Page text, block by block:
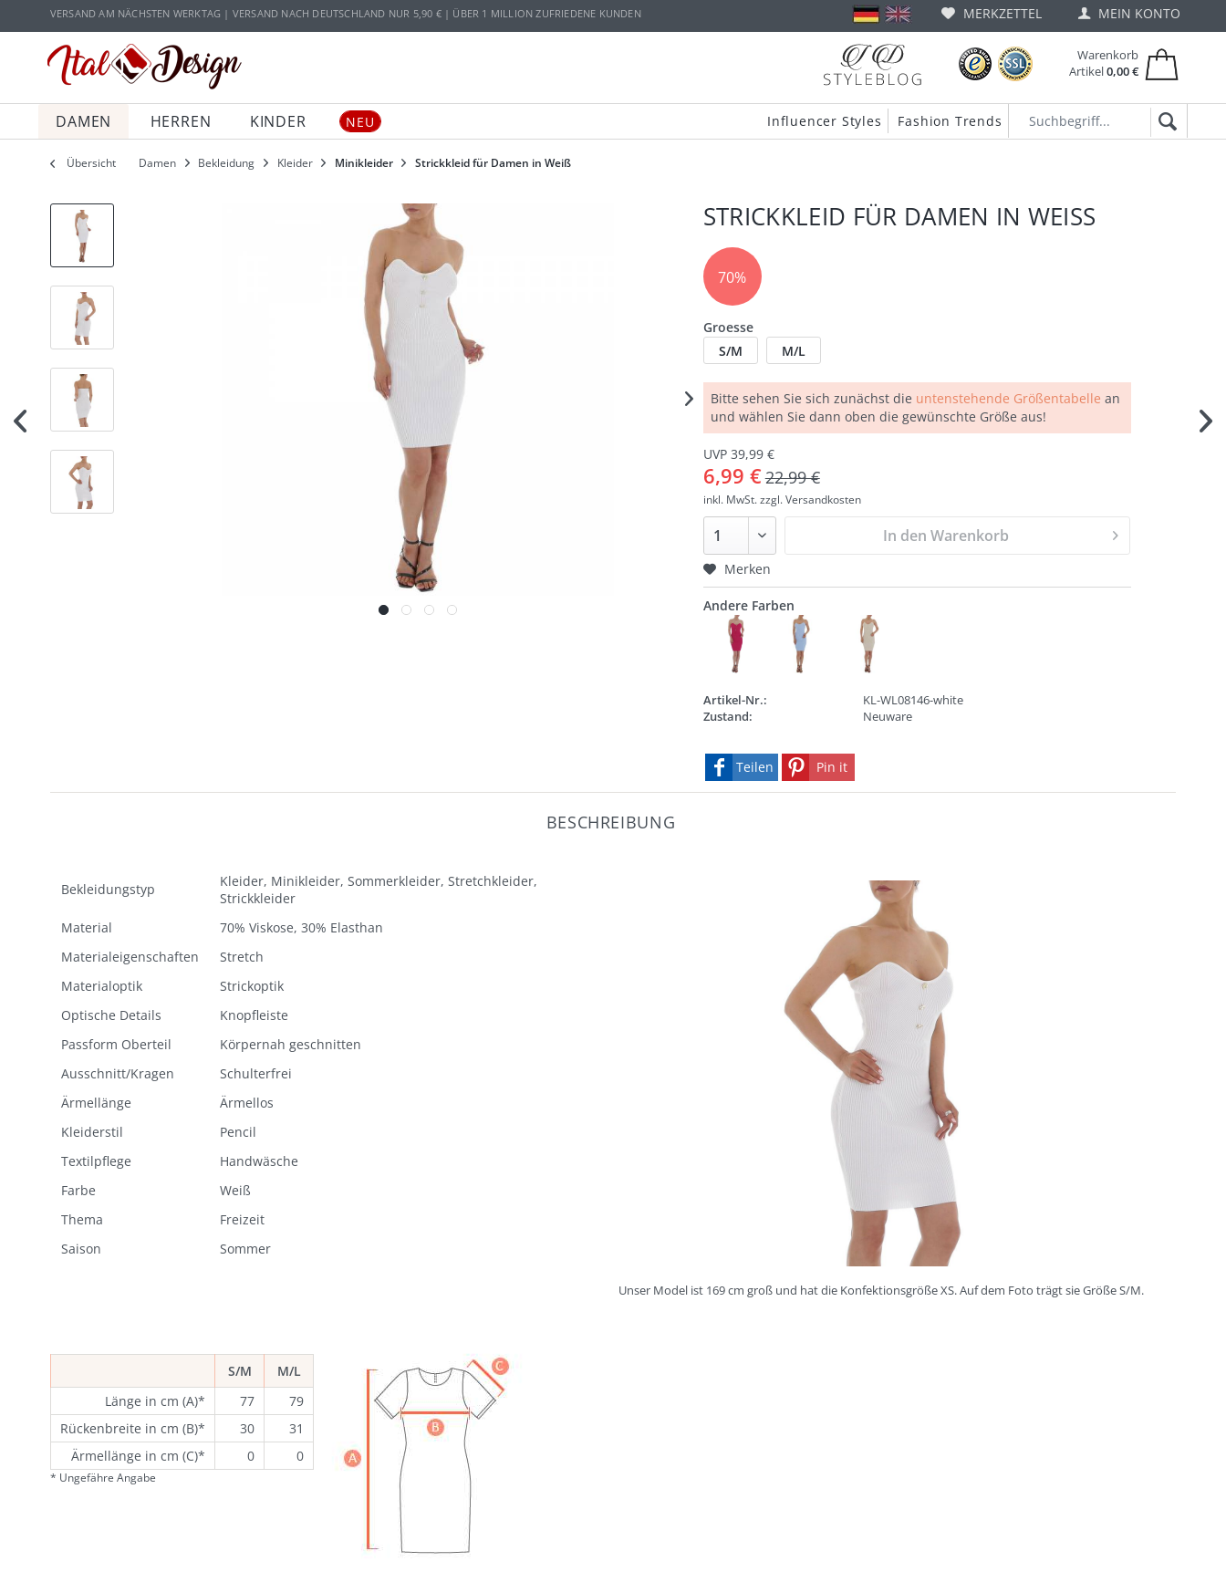
Zur Hauptnavigation springen Zum Hauptinhalt springen
VERSAND AM NÄCHSTEN WERKTAG | VERSAND NACH DEUTSCHLAND NUR 5,90 € | ÜBER 1 MILLION ZUFRIEDENE KUNDEN MERKZETTEL MEIN KONTO
Warenkorb
Artikel0,00 €
DAMEN HERREN KINDER NEU Influencer Styles Fashion Trends
Übersicht Damen Bekleidung Kleider Minikleider Strickkleid für Damen in Weiß
STRICKKLEID FÜR DAMEN IN WEISS
70%
Groesse
S/M
M/L
Bitte sehen Sie sich zunächst die untenstehende Größentabelle an
und wählen Sie dann oben die gewünschte Größe aus!
UVP 39,99 €
6,99 €22,99 €
inkl. MwSt. zzgl. Versandkosten
In den Warenkorb
Merken
Andere Farben
Artikel-Nr.:
KL-WL08146-white
Zustand:
Neuware
Teilen Pin it
BESCHREIBUNG
Bekleidungstyp
Kleider, Minikleider, Sommerkleider, Stretchkleider,
Strickkleider
Material
70% Viskose, 30% Elasthan
Materialeigenschaften
Stretch
Materialoptik
Strickoptik
Optische Details
Knopfleiste
Passform Oberteil
Körpernah geschnitten
Ausschnitt/Kragen
Schulterfrei
Ärmellänge
Ärmellos
Kleiderstil
Pencil
Textilpflege
Handwäsche
Farbe
Weiß
Thema
Freizeit
Saison
Sommer
S/M
M/L
Länge in cm (A)*
77
79
Rückenbreite in cm (B)*
30
31
Ärmellänge in cm (C)*
0 0
* Ungefähre Angabe
Unser Model ist 169 cm groß und hat die Konfektionsgröße XS. Auf dem Foto trägt sie Größe S/M.